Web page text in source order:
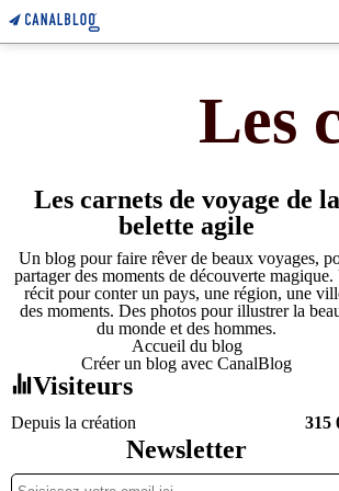
Les
Les carnets de voyage de la
belette agile
Un blog pour faire rêver de beaux voyages,
partager des moments de découverte magique.
récit pour conter un pays, une région, une
des moments. Des photos pour illustrer la
du monde et des hommes.
Accueil du blog
Créer un blog avec CanalBlog
Visiteurs
Depuis la création 315
Newsletter